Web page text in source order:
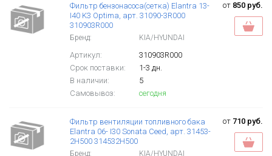
Фильтр бензонасоса(сетка) Elantra 13-
I40 K3 Optima, арт. 31090-3R000
310903R000
Бренд: KIA/HYUNDAI
Артикул:
310903R000
Срок поставки:
1-3 дн.
В наличии:
5
Самовывоз:
сегодня
от 850 руб.
Фильтр вентиляции топливного бака
Elantra 06- I30 Sonata Ceed, арт. 31453-
2H500 314532H500
Бренд: KIA/HYUNDAI
от 710 руб.